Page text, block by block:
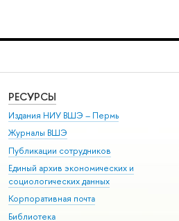
РЕСУРСЫ
Издания НИУ ВШЭ ­– Пермь
Журналы ВШЭ
Публикации сотрудников
Единый архив экономических и
социологических данных
Корпоративная почта
Библиотека